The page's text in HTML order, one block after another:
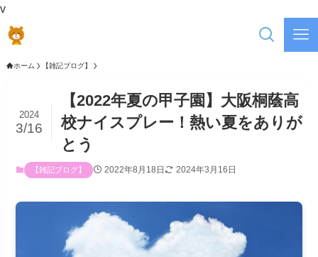
v
ホーム 【雑記ブログ】
【2022年夏の甲子園】大阪桐蔭高
校ナイスプレー！熱い夏をありが
とう
2024
3/16
【雑記ブログ】 2022年8月18日 2024年3月16日